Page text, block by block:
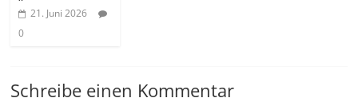
21. Juni 2026
0
Schreibe einen Kommentar